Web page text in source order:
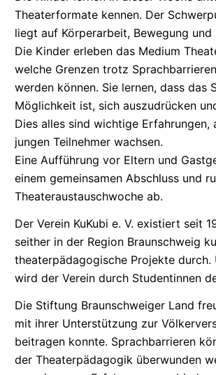
Theaterformate kennen. Der
liegt auf Körperarbeit, Bewegung und
Die Kinder erleben das Medium
welche Grenzen trotz Sprachbarrieren
werden können. Sie lernen, dass das
Möglichkeit ist, sich auszudrücken
Dies alles sind wichtige Erfahrungen,
jungen Teilnehmer wachsen.
Eine Aufführung vor Eltern und
einem gemeinsamen Abschluss und
Theateraustauschwocheab.
Der Verein KuKubi e. V. existiert seit
seither in der Region Braunschweig
theaterpädagogischeProjekte durch.
wird der Verein durch Studentinnen
Die Stiftung Braunschweiger Land
mit ihrer Unterstützung zur
beitragen konnte. Sprachbarrieren
der Theaterpädagogik überwunden